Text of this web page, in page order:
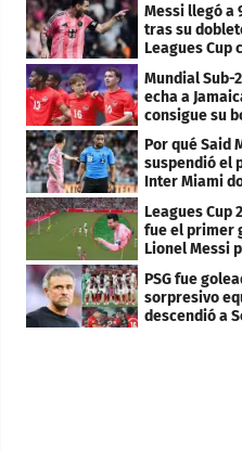
Messi llegó a
tras su
Leagues Cup
Miami
Mundial Sub-
echa a
consigue su
Por qué Said
suspendió el
Inter Miami
Leagues Cup
fue el primer
Lionel Messi
PSG fue
sorpresivo
descendió a